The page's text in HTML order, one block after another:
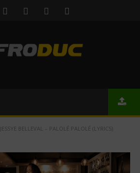
JESSYE BELLEVAL – PALOLÉ PALOLÉ (LYRICS)